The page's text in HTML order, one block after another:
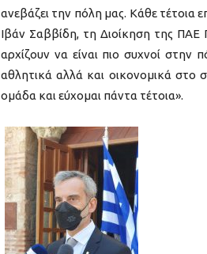
ανεβάζει την πόλη μας. Κάθε τέτοια
Ιβάν Σαββίδη, τη Διοίκηση της ΠΑΕ
αρχίζουν να είναι πιο συχνοί
αθλητικά αλλά και οικονομικά στο
ομάδα και εύχομαι πάντα τέτοια».